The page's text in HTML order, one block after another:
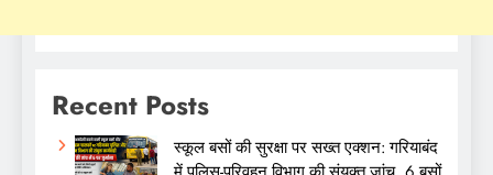
Recent Posts
स्कूल बसों की सुरक्षा पर सख्त एक्शन: गरियाबंद